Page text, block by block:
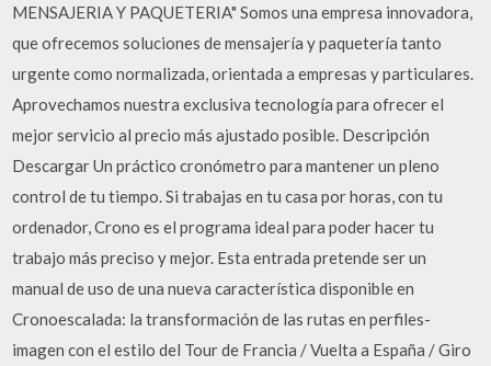
MENSAJERIA Y PAQUETERIA" Somos una empresa innovadora,
que ofrecemos soluciones de mensajería y paquetería tanto
urgente como normalizada, orientada a empresas y particulares.
Aprovechamos nuestra exclusiva tecnología para ofrecer el
mejor servicio al precio más ajustado posible. Descripción
Descargar Un práctico cronómetro para mantener un pleno
control de tu tiempo. Si trabajas en tu casa por horas, con tu
ordenador, Crono es el programa ideal para poder hacer tu
trabajo más preciso y mejor. Esta entrada pretende ser un
manual de uso de una nueva característica disponible en
Cronoescalada: la transformación de las rutas en perfiles-
imagen con el estilo del Tour de Francia / Vuelta a España / Giro